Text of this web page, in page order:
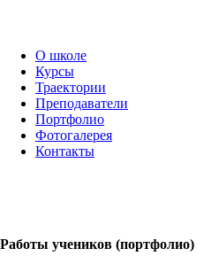
О школе
Курсы
Траектории
Преподаватели
Портфолио
Фотогалерея
Контакты
Работы учеников (портфолио)